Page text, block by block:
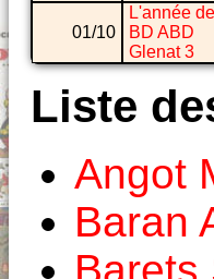
01/10
L'année
BD ABD
Glenat 3
Liste
Angot
Baran
Barets